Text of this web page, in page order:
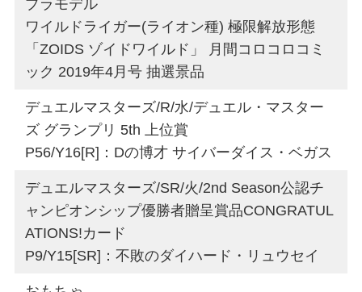
プラモデル
ワイルドライガー(ライオン種) 極限解放形態
「ZOIDS ゾイドワイルド」 月間コロコロコミ
ック 2019年4月号 抽選景品
デュエルマスターズ/R/水/デュエル・マスター
ズ グランプリ 5th 上位賞
P56/Y16[R]：Dの博才 サイバーダイス・ベガス
デュエルマスターズ/SR/火/2nd Season公認チ
ャンピオンシップ優勝者贈呈賞品CONGRATUL
ATIONS!カード
P9/Y15[SR]：不敗のダイハード・リュウセイ